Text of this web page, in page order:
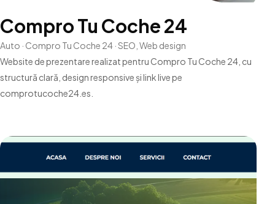
Compro Tu Coche 24
Auto · Compro Tu Coche 24 · SEO, Web design
Website de prezentare realizat pentru Compro Tu Coche 24, cu
structură clară, design responsive și link live pe
comprotucoche24.es.